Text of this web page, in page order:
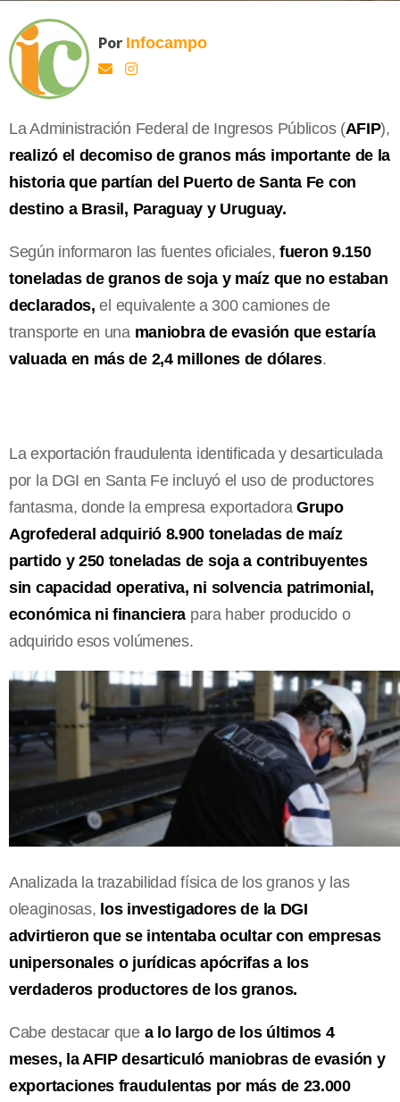
Por Infocampo
La Administración Federal de Ingresos Públicos (AFIP),
realizó el decomiso de granos más importante de la
historia que partían del Puerto de Santa Fe con
destino a Brasil, Paraguay y Uruguay.
Según informaron las fuentes oficiales, fueron 9.150
toneladas de granos de soja y maíz que no estaban
declarados, el equivalente a 300 camiones de
transporte en una maniobra de evasión que estaría
valuada en más de 2,4 millones de dólares.
La exportación fraudulenta identificada y desarticulada
por la DGI en Santa Fe incluyó el uso de productores
fantasma, donde la empresa exportadoraGrupo
Agrofederal adquirió 8.900 toneladas de maíz
partido y 250 toneladas de soja a contribuyentes
sin capacidad operativa, ni solvencia patrimonial,
económica ni financiera para haber producido o
adquirido esos volúmenes.
Analizada la trazabilidad física de los granos y las
oleaginosas, los investigadores de la DGI
advirtieron que se intentaba ocultar con empresas
unipersonales o jurídicas apócrifas a los
verdaderos productores de los granos.
Cabe destacar que a lo largo de los últimos 4
meses, la AFIP desarticuló maniobras de evasión y
exportaciones fraudulentas por más de 23.000